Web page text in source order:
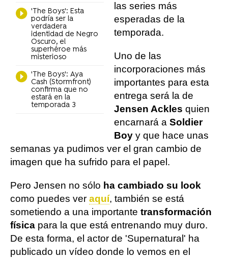
'The Boys': Esta
podría ser la
verdadera
identidad de Negro
Oscuro, el
superhéroe más
misterioso
'The Boys': Aya
Cash (Stormfront)
confirma que no
estará en la
temporada 3
las series más
esperadas de la
temporada.
Uno de las
incorporaciones más
importantes para esta
entrega será la de
Jensen Ackles quien
encarnará a Soldier
Boy y que hace unas
semanas ya pudimos ver el gran cambio de
imagen que ha sufrido para el papel.
Pero Jensen no sólo ha cambiado su look
como puedes ver aquí, también se está
sometiendo a una importante transformación
física para la que está entrenando muy duro.
De esta forma, el actor de 'Supernatural' ha
publicado un vídeo donde lo vemos en el